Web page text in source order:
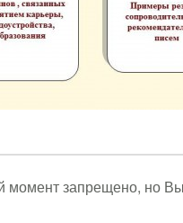
момент запрещено, но